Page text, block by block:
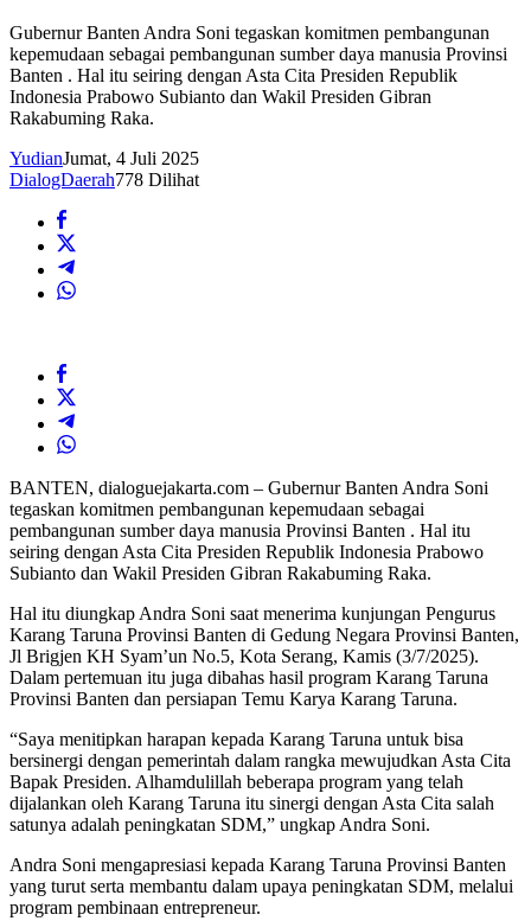
Gubernur Banten Andra Soni tegaskan komitmen pembangunan
kepemudaan sebagai pembangunan sumber daya manusia Provinsi
Banten . Hal itu seiring dengan Asta Cita Presiden Republik
Indonesia Prabowo Subianto dan Wakil Presiden Gibran
Rakabuming Raka.
YudianJumat, 4 Juli 2025
DialogDaerah778 Dilihat
BANTEN, dialoguejakarta.com – Gubernur Banten Andra Soni
tegaskan komitmen pembangunan kepemudaan sebagai
pembangunan sumber daya manusia Provinsi Banten . Hal itu
seiring dengan Asta Cita Presiden Republik Indonesia Prabowo
Subianto dan Wakil Presiden Gibran Rakabuming Raka.
Hal itu diungkap Andra Soni saat menerima kunjungan Pengurus
Karang Taruna Provinsi Banten di Gedung Negara Provinsi Banten,
Jl Brigjen KH Syam’un No.5, Kota Serang, Kamis (3/7/2025).
Dalam pertemuan itu juga dibahas hasil program Karang Taruna
Provinsi Banten dan persiapan Temu Karya Karang Taruna.
“Saya menitipkan harapan kepada Karang Taruna untuk bisa
bersinergi dengan pemerintah dalam rangka mewujudkan Asta Cita
Bapak Presiden. Alhamdulillah beberapa program yang telah
dijalankan oleh Karang Taruna itu sinergi dengan Asta Cita salah
satunya adalah peningkatan SDM,” ungkap Andra Soni.
Andra Soni mengapresiasi kepada Karang Taruna Provinsi Banten
yang turut serta membantu dalam upaya peningkatan SDM, melalui
program pembinaan entrepreneur.